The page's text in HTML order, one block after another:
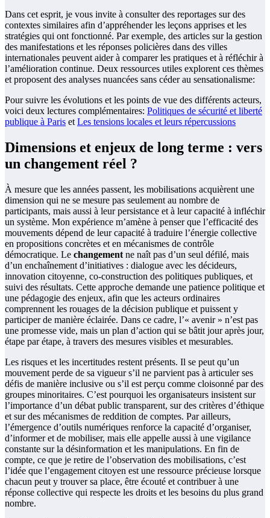
Dans cet esprit, je vous invite à consulter des reportages sur des
contextes similaires afin d’appréhender les leçons apprises et les
stratégies qui ont fonctionné. Par exemple, des articles sur la gestion
des manifestations et les réponses policières dans des villes
internationales peuvent aider à comparer les pratiques et à réfléchir à
l’amélioration continue. Deux ressources utiles explorent ces thèmes
et proposent des analyses nuancées sans céder au sensationalisme:
Pour suivre les évolutions et les points de vue des différents acteurs,
voici deux lectures complémentaires: Politiques de sécurité et liberté
publique à Paris et Les tensions locales et leurs répercussions
Dimensions et enjeux de long terme : vers
un changement réel ?
À mesure que les années passent, les mobilisations acquièrent une
dimension qui ne se mesure pas seulement au nombre de
participants, mais aussi à leur persistance et à leur capacité à infléchir
un système. Mon expérience m’amène à penser que l’efficacité des
mouvements dépend de leur capacité à traduire l’énergie collective
en propositions concrètes et en mécanismes de contrôle
démocratique. Le changement ne naît pas d’un seul défilé, mais
d’un enchaînement d’initiatives : dialogue avec les décideurs,
innovation citoyenne, co-construction des politiques publiques, et
suivi des résultats. Cette approche demande une patience politique et
une pédagogie des enjeux, afin que les acteurs ordinaires
comprennent les rouages de la décision publique et puissent y
participer de manière éclairée. Dans ce cadre, l’« avenir » n’est pas
une promesse vide, mais un plan d’action qui se bâtit jour après jour,
étape par étape, à travers des mesures visibles et mesurables.
Les risques et les incertitudes restent présents. Il se peut qu’un
mouvement perde de sa vigueur s’il ne parvient pas à articuler ses
défis de manière inclusive ou s’il est perçu comme cloisonné par des
groupes minoritaires. C’est pourquoi les organisateurs insistent sur
l’importance d’un débat public transparent, sur des critères d’éthique
et sur des mécanismes de reddition de comptes. Par ailleurs,
l’émergence d’outils numériques renforce la capacité d’organiser,
d’informer et de mobiliser, mais elle appelle aussi à une vigilance
constante sur la désinformation et les manipulations. En fin de
compte, ce que je retire de l’observation des mobilisations, c’est
l’idée que l’engagement citoyen est une ressource précieuse lorsque
chacun peut y trouver sa place, être écouté et contribuer à une
réponse collective qui respecte les droits et les besoins du plus grand
nombre.